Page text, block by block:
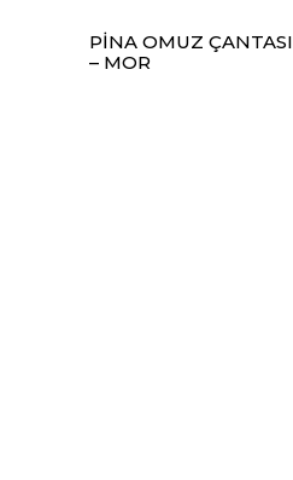
PINA OMUZ ÇANTASI
– MOR